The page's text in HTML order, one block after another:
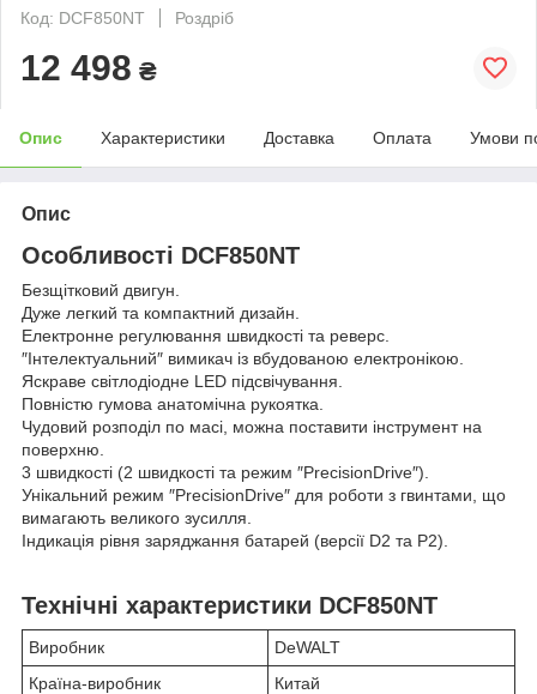
Код: DCF850NT
Роздріб
12 498 ₴
Опис Характеристики Доставка Оплата Умови
Опис
Особливості DCF850NT
Безщітковий двигун.
Дуже легкий та компактний дизайн.
Електронне регулювання швидкості та реверс.
″Інтелектуальний″ вимикач із вбудованою електронікою.
Яскраве світлодіодне LED підсвічування.
Повністю гумова анатомічна рукоятка.
Чудовий розподіл по масі, можна поставити інструмент на
поверхню.
3 швидкості (2 швидкості та режим ″PrecisionDrive″).
Унікальний режим ″PrecisionDrive″ для роботи з гвинтами, що
вимагають великого зусилля.
Індикація рівня заряджання батарей (версії D2 та P2).
Технічні характеристики DCF850NT
Виробник
DeWALT
Країна-виробник
Китай